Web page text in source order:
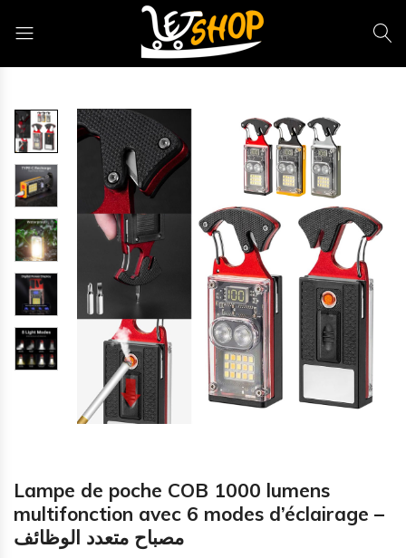
Lampe de poche COB 1000 lumens
multifonction avec 6 modes d’éclairage –
مصباح متعدد الوظائف